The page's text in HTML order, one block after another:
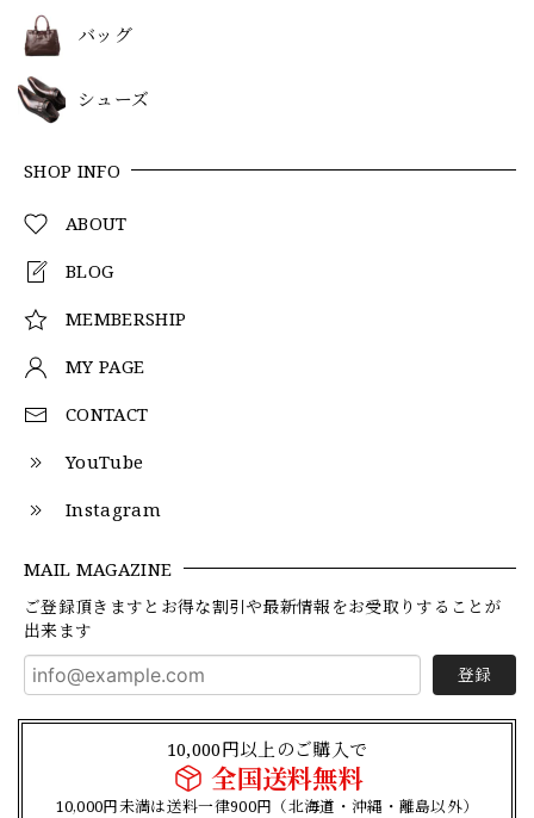
バッグ
シューズ
SHOP INFO
ABOUT
BLOG
MEMBERSHIP
MY PAGE
CONTACT
YouTube
Instagram
MAIL MAGAZINE
ご登録頂きますとお得な割引や最新情報をお受取りすることが
出来ます
登録
10,000円以上のご購入で
全国送料無料
10,000円未満は送料一律900円（北海道・沖縄・離島以外）